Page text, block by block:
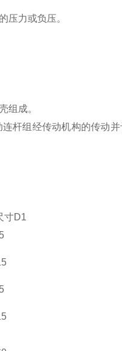
压力或负压。
组成。
杆组经传动机构的传动并
寸D1